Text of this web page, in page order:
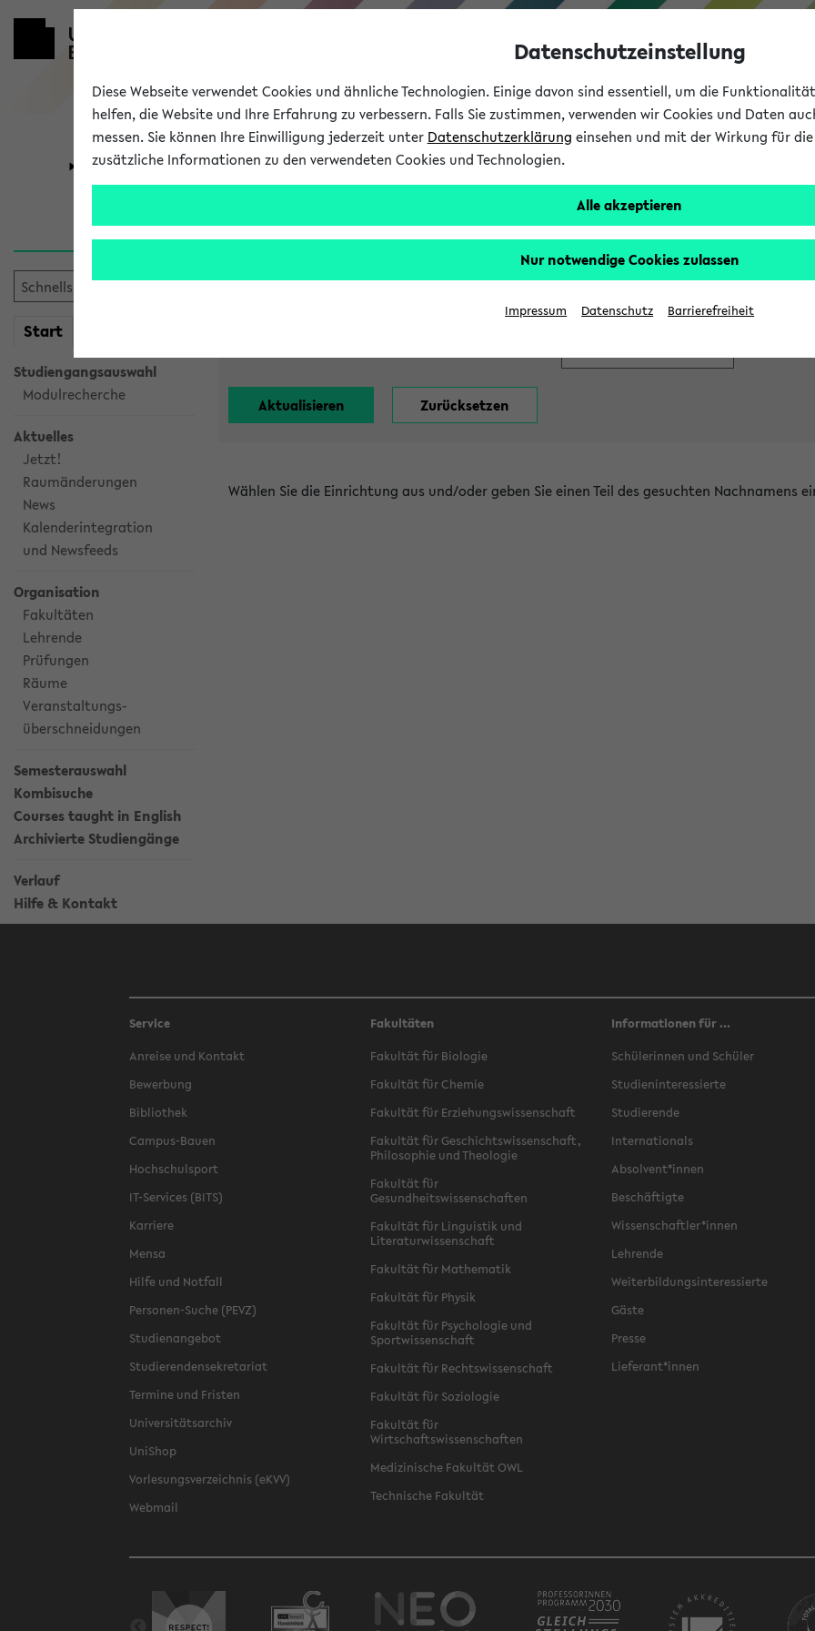
Universität Forschung Studium
Start
Studiengangsauswahl
Modulrecherche
Aktuelles
Jetzt!
Raumänderungen
News
Kalenderintegration
und Newsfeeds
Organisation
Fakultäten
Lehrende
Prüfungen
Räume
Veranstaltungs-
überschneidungen
Semesterauswahl
Kombisuche
Courses taught in English
Archivierte Studiengänge
Verlauf
Hilfe & Kontakt
Alle Lehrenden
Wählen Sie die Einrichtung aus und/oder geben Sie einen Teil des gesuchten Nachnamens
Service
Anreise und Kontakt
Bewerbung
Bibliothek
Campus-Bauen
Hochschulsport
IT-Services (BITS)
Karriere
Mensa
Hilfe und Notfall
Personen-Suche (PEVZ)
Studienangebot
Studierendensekretariat
Termine und Fristen
Universitätsarchiv
UniShop
Vorlesungsverzeichnis (eKVV)
Webmail
Fakultäten
Fakultät für Biologie
Fakultät für Chemie
Fakultät für Erziehungswissenschaft
Fakultät für Geschichtswissenschaft,
Philosophie und Theologie
Fakultät für
Gesundheitswissenschaften
Fakultät für Linguistik und
Literaturwissenschaft
Fakultät für Mathematik
Fakultät für Physik
Fakultät für Psychologie und
Sportwissenschaft
Fakultät für Rechtswissenschaft
Fakultät für Soziologie
Fakultät für
Wirtschaftswissenschaften
Medizinische Fakultät OWL
Technische Fakultät
Informationen für ...
Schülerinnen und Schüler
Studieninteressierte
Studierende
Internationals
Absolvent*innen
Beschäftigte
Wissenschaftler*innen
Lehrende
Weiterbildungsinteressierte
Gäste
Presse
Lieferant*innen
Datenschutzeinstellung
Diese Webseite verwendet Cookies und ähnliche Technologien. Einige davon sind essentiell, um die
helfen, die Website und Ihre Erfahrung zu verbessern. Falls Sie zustimmen, verwenden wir Cookies und Daten
messen. Sie können Ihre Einwilligung jederzeit unter Datenschutzerklärung einsehen und mit der Wirkung für
zusätzliche Informationen zu den verwendeten Cookies und Technologien.
Alle akzeptieren
Nur notwendige Cookies zulassen
Impressum Datenschutz Barrierefreiheit